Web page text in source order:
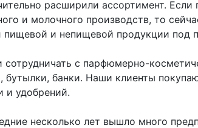
расширили ассортимент.
и молочного производств, то
и непищевой продукции под
сотрудничать с парфюмерно-
бутылки, банки. Наши клиенты
и удобрений.
несколько лет вышло много